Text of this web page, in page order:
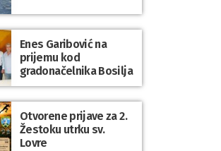
Enes Garibović na
prijemu kod
gradonačelnika Bosilja
Otvorene prijave za 2.
Žestoku utrku sv.
Lovre